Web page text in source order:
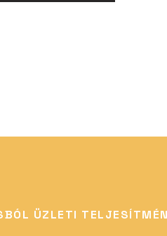
ÜZLETI